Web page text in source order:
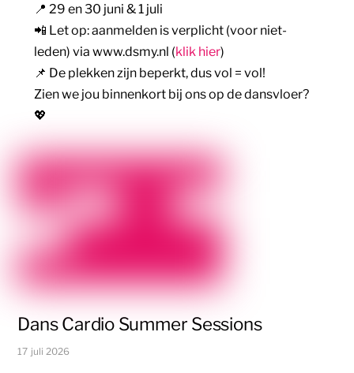
📍 29 en 30 juni & 1 juli
📲 Let op: aanmelden is verplicht (voor niet-
leden) via www.dsmy.nl (klik hier)
📌 De plekken zijn beperkt, dus vol = vol!
Zien we jou binnenkort bij ons op de dansvloer?
💖
Dans Cardio Summer Sessions
17 juli 2026